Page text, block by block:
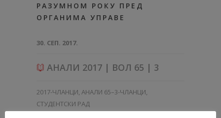
РАЗУМНОМ РОКУ ПРЕД
ОРГАНИМА УПРАВЕ
30. СЕП. 2017.
АНАЛИ 2017 | ВОЛ 65 | 3
2017-ЧЛАНЦИ, АНАЛИ 65–3-ЧЛАНЦИ,
СТУДЕНТСКИ РАД